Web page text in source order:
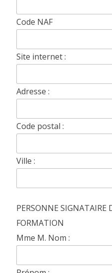
Code NAF
Site internet :
Adresse :
Code postal :
Ville :
PERSONNE SIGNATAIRE
FORMATION
Mme M. Nom :